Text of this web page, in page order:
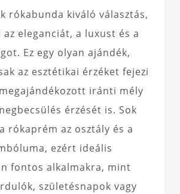
rókabunda kiváló választás,
eleganciát, a luxust és a
Ez egy olyan ajándék,
az esztétikai érzéket fejezi
iránti mély
érzését is. Sok
rókaprém az osztály és a
ezért ideális
fontos alkalmakra, mint
születésnapok vagy